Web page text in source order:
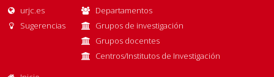
urjc.es
Sugerencias
Departamentos
Grupos de investigación
Grupos docentes
Centros/Institutos de Investigación